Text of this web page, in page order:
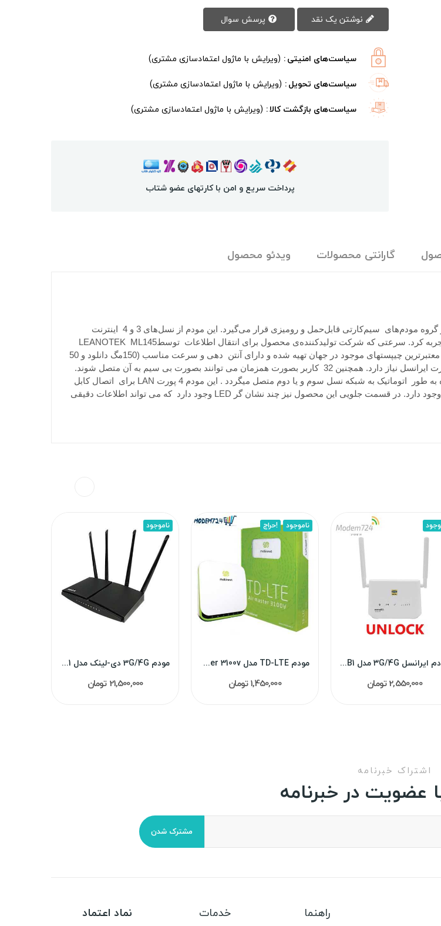
سیاست‌های امنیتی (ویرایش با ماژول اعتمادسازی مشتری)
سیاست‌های تحویل (ویرایش با ماژول اعتمادسازی مشتری)
سیاست‌های بازگشت کالا (ویرایش با ماژول اعتمادسازی مشتری)
پرداخت سریع و امن با کارتهای عضو شتاب
گارانتی محصولات ویدئو محصول
مودم « LEANOTEK ML145» محصولی از شرکت «اتصال میانه» است که در گروه مودم‌های سیم‌کارتی قابل‌حمل و رومیزی قرار می‌گیرد. این مودم از نسل‌های 3 و 4 اینترنت
همراه پشتیبانی می‌کند که با آن می‌توان سرعت خوبی را برای دانلود و آپلود تجربه کرد. سرعتی ‌که شرکت تولیدکننده‌ی محصول برای انتقال اطلاعات توسطLEANOTEK ML145
ارائه کرده، 150 مگابیت بر ثانیه است. در واقع این مودم وایرلس با استفاده از معتبرترین چیپستهای موجود در جهان تهیه شده و دارای آنتن دهی و سرعت مناسب (150مگ دانلود و 50
مگ آپلود) میباشد. این مودم شرکت ایرانسل برای راه‌اندازی تنها به یک سیم‌کارت ایرانسل نیاز دارد. همچنین 32 کاربر بصورت همزمان می توانند بصورت بی سیم به آن متصل شوند.
علاوه بر آن در محلهایی که پوشش نسل چهارم تلفن همراه وجود ندارد دستگاه به طور اتوماتیک به شبکه نسل سوم و یا دوم متصل میگردد . این مودم 4 پورت LAN برای اتصال کابل
شبکه دارد. در قسمت پشتی این مودم یک کلید WPS برای اتصال سریع و امن وجود دارد. در قسمت جلویی این محصول نیز چند نشان گر LED وجود دارد که می تواند اطلاعات دقیقی
ناموجود
مودم 3G/4G دی-لینک مدل M921 استوک
21,500,000 تومان
حراج! ناموجود
مودم TD-LTE مدل Air master 3100v (آنلاک) استوک
1,450,000 تومان
مودم ایرانسل ۳G/4G مدل FD-i40 B1 یوتل L443...
2,550,000 تومان
اشتراک خبرنامه
عضویت در خبرنامه
مشترک شدن
راهنما خدمات نماد اعتماد